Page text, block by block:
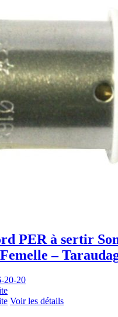
PER à sertir
–
20-20
Voir les détails